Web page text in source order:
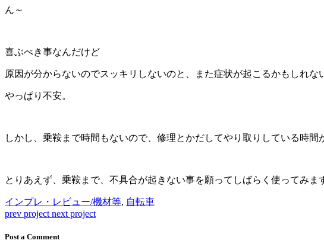
ん～
喜ぶべき事なんだけど
原因が分からないのでスッキリしないのと、また症状が起こるかもしれな
やっぱり不安。
しかし、乗鞍まで時間もないので、修理とかだしてやり取りしている時間
とりあえず、乗鞍まで、不具合が起きない事を願ってしばらく使ってみま
インプレ・レビュー/機材等, 自転車
prev project next project
Post a Comment